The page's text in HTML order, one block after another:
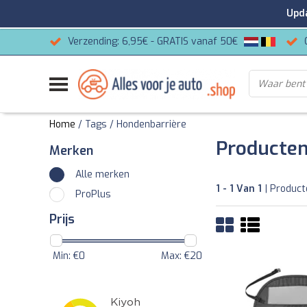
Verzending: 6,95€ - GRATIS vanaf 50€
Home / Tags / Hondenbarrière
Merken
Alle merken
ProPlus
Prijs
Min: €0 Max: €20
1 - 1 Van 1 |